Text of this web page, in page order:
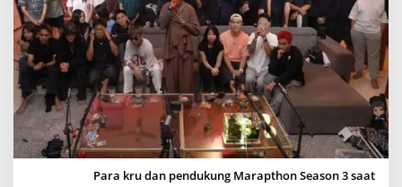
o
n
3
:
T
h
e
L
Para kru dan pendukung Marapthon Season 3 saat